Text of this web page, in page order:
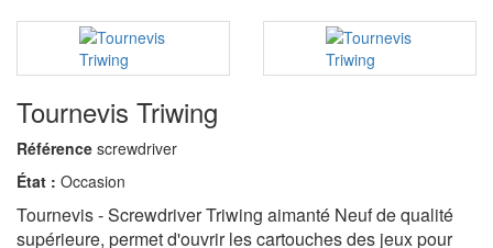
Tournevis Triwing
Référence screwdriver
État : Occasion
Tournevis - Screwdriver Triwing aimanté Neuf de qualité
supérieure, permet d'ouvrir les cartouches des jeux pour